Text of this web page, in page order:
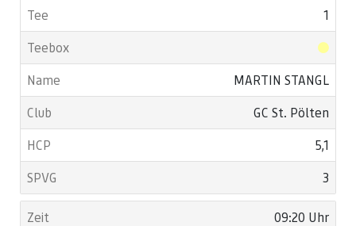
1
MARTIN STANGL
GC St. Pölten
5,1
3
09:20 Uhr